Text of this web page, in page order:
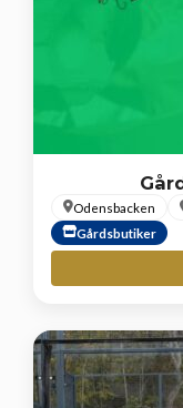
Odensbacken
Gårdsbutiker